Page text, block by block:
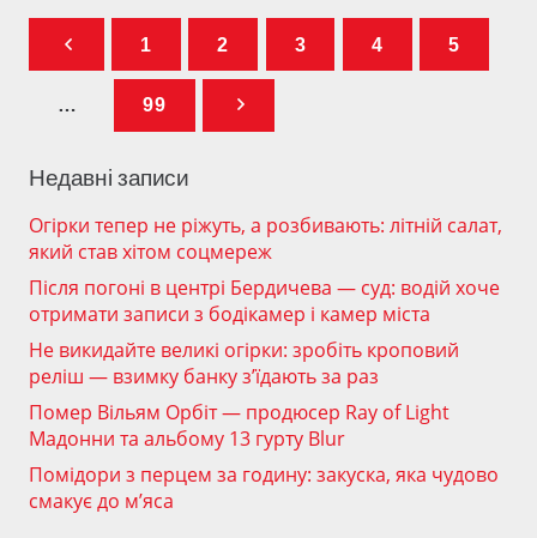
1 2 3 4 5
… 99
Недавні записи
Огірки тепер не ріжуть, а розбивають: літній салат,
який став хітом соцмереж
Після погоні в центрі Бердичева — суд: водій хоче
отримати записи з бодікамер і камер міста
Не викидайте великі огірки: зробіть кроповий
реліш — взимку банку з’їдають за раз
Помер Вільям Орбіт — продюсер Ray of Light
Мадонни та альбому 13 гурту Blur
Помідори з перцем за годину: закуска, яка чудово
смакує до м’яса